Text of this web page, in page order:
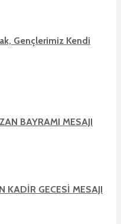
Gençlerimiz Kendi
BAYRAMI MESAJI
KADİR GECESİ MESAJI